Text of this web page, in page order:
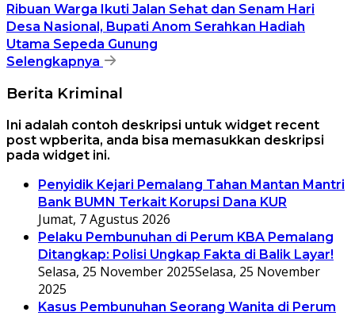
Ribuan Warga Ikuti Jalan Sehat dan Senam Hari
Desa Nasional, Bupati Anom Serahkan Hadiah
Utama Sepeda Gunung
Selengkapnya
Berita Kriminal
Ini adalah contoh deskripsi untuk widget recent
post wpberita, anda bisa memasukkan deskripsi
pada widget ini.
Penyidik Kejari Pemalang Tahan Mantan Mantri
Bank BUMN Terkait Korupsi Dana KUR
Jumat, 7 Agustus 2026
Pelaku Pembunuhan di Perum KBA Pemalang
Ditangkap: Polisi Ungkap Fakta di Balik Layar!
Selasa, 25 November 2025Selasa, 25 November
2025
Kasus Pembunuhan Seorang Wanita di Perum